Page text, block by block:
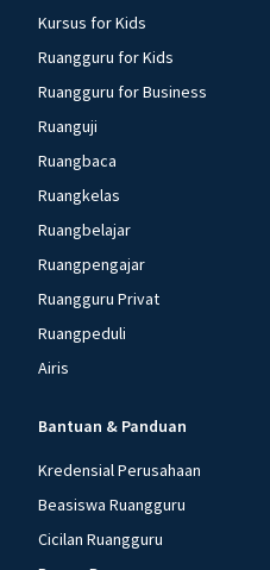
Kursus for Kids
Ruangguru for Kids
Ruangguru for Business
Ruanguji
Ruangbaca
Ruangkelas
Ruangbelajar
Ruangpengajar
Ruangguru Privat
Ruangpeduli
Airis
Bantuan & Panduan
Kredensial Perusahaan
Beasiswa Ruangguru
Cicilan Ruangguru